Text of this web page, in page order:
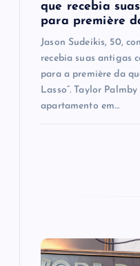
que recebia
para première
Jason Sudeikis, 50,
recebia suas antigas
para a première da
Lasso”. Taylor
apartamento em…